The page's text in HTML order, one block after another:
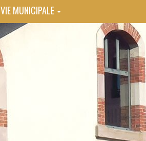
VIE MUNICIPALE